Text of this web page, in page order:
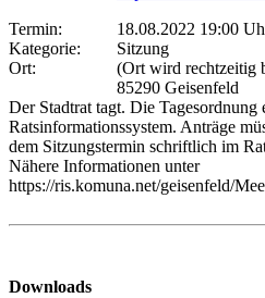
Termin:
18.08.2022 19:00
Kategorie:
Sitzung
Ort:
(Ort wird rechtzeitig
85290 Geisenfeld
Der Stadtrat tagt. Die Tagesordnung
Ratsinformationssystem. Anträge
dem Sitzungstermin schriftlich im
Nähere Informationen unter
https://ris.komuna.net/geisenfeld/
Downloads